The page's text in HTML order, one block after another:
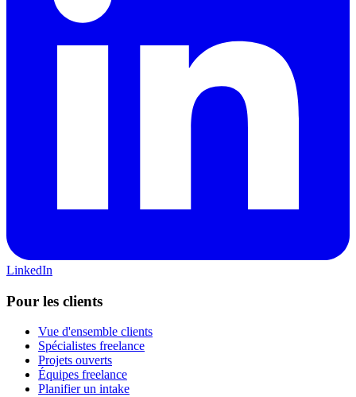
LinkedIn
Pour les clients
Vue d'ensemble clients
Spécialistes freelance
Projets ouverts
Équipes freelance
Planifier un intake